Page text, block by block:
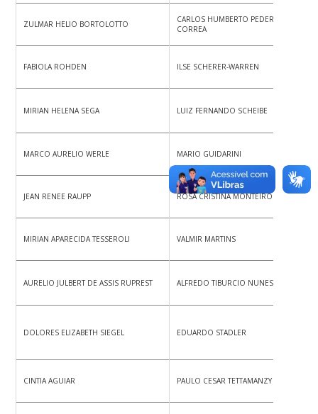
ZULMAR HELIO BORTOLOTTO
CARLOS HUMBERTO PEDERNEIRAS
CORREA
FABIOLA ROHDEN ILSE SCHERER-WARREN
MIRIAN HELENA SEGA LUIZ FERNANDO SCHEIBE
MARCO AURELIO WERLE MARIO GUIDARINI
JEAN RENEE RAUPP ROSA CRISTINA MONTEIRO
MIRIAN APARECIDA TESSEROLI VALMIR MARTINS
AURELIO JULBERT DE ASSIS RUPREST ALFREDO TIBURCIO NUNES PIRES
DOLORES ELIZABETH SIEGEL EDUARDO STADLER
CINTIA AGUIAR PAULO CESAR TETTAMANZY D’AJELLO